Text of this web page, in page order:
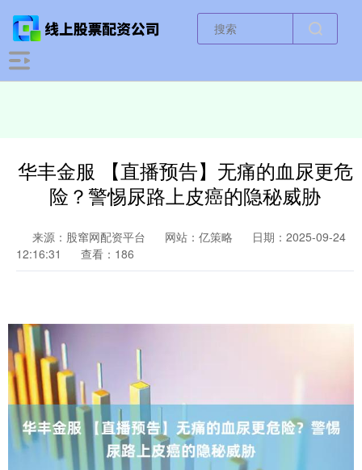
华丰金服 【直播预告】无痛的血尿更危
险？警惕尿路上皮癌的隐秘威胁
来源：股窜网配资平台 网站：亿策略
日期：2025-09-24
12:16:31
查看：186